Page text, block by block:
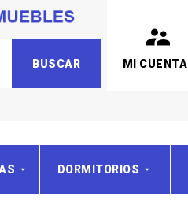
BUSCAR MI CUENTA
DORMITORIOS